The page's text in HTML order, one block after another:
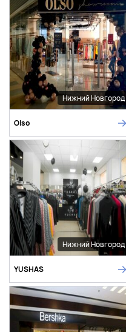
Нижний Новгород
Olso
Нижний Новгород
YUSHAS